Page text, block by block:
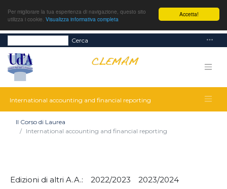
Accetta!
Per migliorare la tua esperienza di navigazione, questo sito
utilizza i cookie. Visualizza informativa completa
Cerca
International accounting and financial reporting
Il Corso di Laurea
International accounting and financial reporting
Edizioni di altri A.A.: 2022/2023 2023/2024